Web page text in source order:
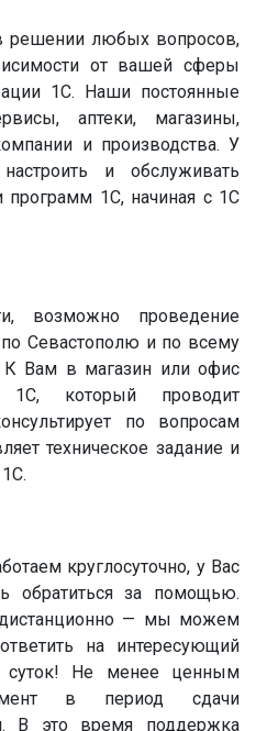
любых вопросов,
от вашей сферы
1С. Наши постоянные
аптеки, магазины,
и производства. У
и обслуживать
1С, начиная с 1С
возможно проведение
Севастополю и по всему
К Вам в магазин или офис
1С, который проводит
по вопросам
техническое задание и
круглосуточно, у Вас
обратиться за помощью.
— мы можем
на интересующий
Не менее ценным
в период сдачи
В это время поддержка